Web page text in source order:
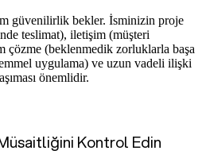
güvenilirlik bekler. İsminizin proje
teslimat), iletişim (müşteri
çözme (beklenmedik zorluklarla başa
uygulama) ve uzun vadeli ilişki
önemlidir.
Kontrol Edin